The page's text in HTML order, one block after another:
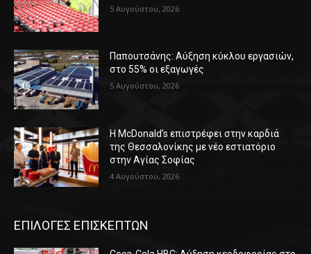
5 Αυγούστου, 2026
Παπουτσάνης: Αύξηση κύκλου εργασιών,
στο 55% οι εξαγωγές
5 Αυγούστου, 2026
Η McDonald’s επιστρέφει στην καρδιά
της Θεσσαλονίκης με νέο εστιατόριο
στην Αγίας Σοφίας
4 Αυγούστου, 2026
ΕΠΙΛΟΓΕΣ ΕΠΙΣΚΕΠΤΩΝ